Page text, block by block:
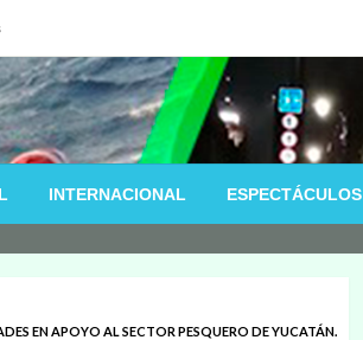
INTERNACIONAL ESPECTÁCULOS
EN APOYO AL SECTOR PESQUERO DE YUCATÁN.